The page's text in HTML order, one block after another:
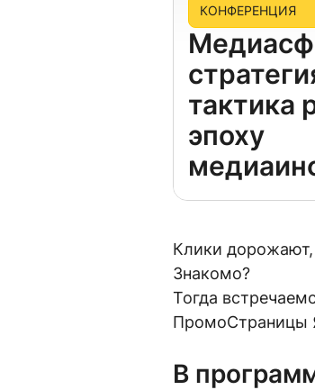
КОНФЕРЕНЦИЯ
тактика
эпоху
Клики дорожают,
Знакомо?
Тогда
ПромоСтраницы
В